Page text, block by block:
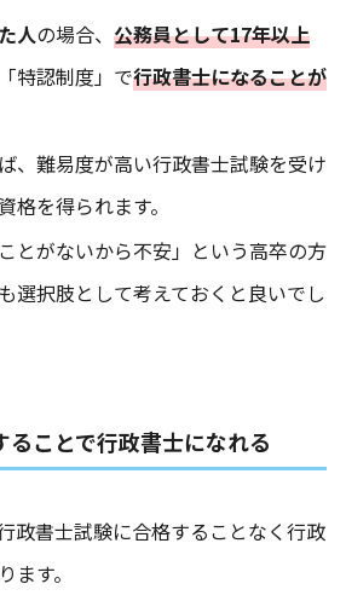
人の場合、 公務員として17年以上
特認制度」で行政書士になることが
、難易度が高い行政書士試験を受け
格を得られます。
とがないから不安」という高卒の方
選択肢として考えておくと良いでし
ることで行政書士になれる
政書士試験に合格することなく行政
す。